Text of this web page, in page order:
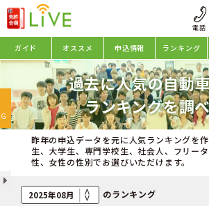
ガイド オススメ 申込情報 ランキング
過去に人気の自動
ランキングを調
昨年の申込データを元に人気ランキングを
生、大学生、専門学校生、社会人、フリー
性、女性の性別でお選びいただけます。
のランキング